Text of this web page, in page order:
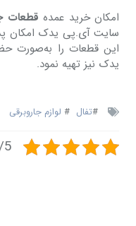
امکان خرید عمده قطعات
سایت آی.پی یدک امکان
این قطعات را به‌صورت
یدک نیز تهیه نمود.
#تفال # لوازم جاروبرقی
5/5 -